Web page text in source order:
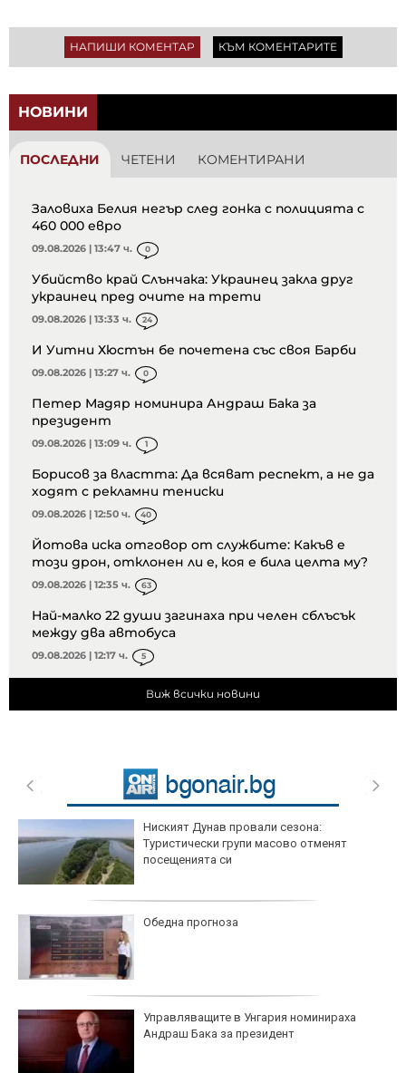
НАПИШИ КОМЕНТАР КЪМ КОМЕНТАРИТЕ
НОВИНИ
ПОСЛЕДНИ ЧЕТЕНИ КОМЕНТИРАНИ
Заловиха Белия негър след гонка с полицията с
460 000 евро
09.08.2026 | 13:47 ч. 0
Убийство край Слънчака: Украинец закла друг
украинец пред очите на трети
09.08.2026 | 13:33 ч. 24
И Уитни Хюстън бе почетена със своя Барби
09.08.2026 | 13:27 ч. 0
Петер Мадяр номинира Андраш Бака за
президент
09.08.2026 | 13:09 ч. 1
Борисов за властта: Да всяват респект, а не да
ходят с рекламни тениски
09.08.2026 | 12:50 ч. 40
Йотова иска отговор от службите: Какъв е
този дрон, отклонен ли е, коя е била целта му?
09.08.2026 | 12:35 ч. 63
Най-малко 22 души загинаха при челен сблъсък
между два автобуса
09.08.2026 | 12:17 ч. 5
Виж всички новини
Ниският Дунав провали сезона:
Туристически групи масово отменят
посещенията си
Обедна прогноза
Управляващите в Унгария номинираха
Андраш Бака за президент